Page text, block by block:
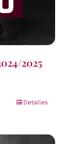
2025
Detalles